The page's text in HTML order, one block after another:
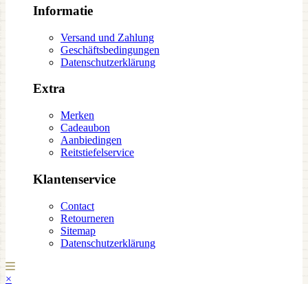
Informatie
Versand und Zahlung
Geschäftsbedingungen
Datenschutzerklärung
Extra
Merken
Cadeaubon
Aanbiedingen
Reitstiefelservice
Klantenservice
Contact
Retourneren
Sitemap
Datenschutzerklärung
×